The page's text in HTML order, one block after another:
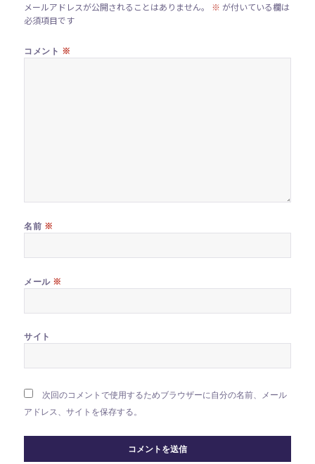
メールアドレスが公開されることはありません。 ※ が付いている欄は
必須項目です
コメント ※
名前 ※
メール ※
サイト
次回のコメントで使用するためブラウザーに自分の名前、メール
アドレス、サイトを保存する。